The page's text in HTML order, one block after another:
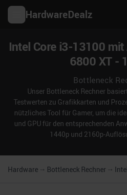
HardwareDealz
Intel Core i3-13100 mit
6800 XT -
Bottleneck
Unser Bottleneck Rechner
Testwerten zu Grafikkarten und
nützliches Tool für Gamer, um die
und GPU für den entsprechenden
1440p und 2160p-
Hardware Bottleneck Rechner